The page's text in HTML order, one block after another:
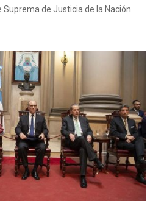
Suprema de Justicia de la Nación